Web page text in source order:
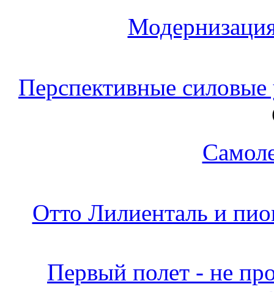
Перспективные силовые
Отто Лилиенталь и
Первый полет - не